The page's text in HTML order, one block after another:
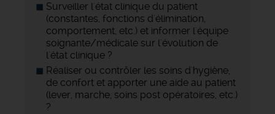
Surveiller l'état clinique du patient
(constantes, fonctions d'élimination,
comportement, etc.) et informer l'équipe
soignante/médicale sur l'évolution de
l'état clinique ?
Réaliser ou contrôler les soins d'hygiène,
de confort et apporter une aide au patient
(lever, marche, soins post opératoires, etc.)
?